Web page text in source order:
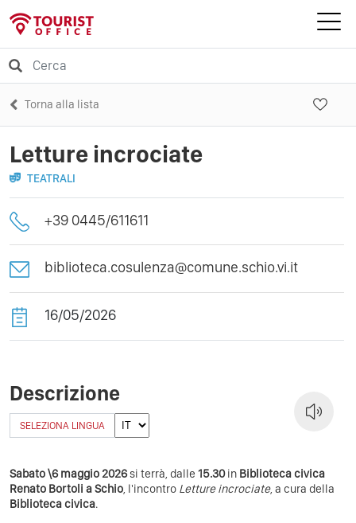
Torna alla lista
Letture incrociate
TEATRALI
+39 0445/611611
biblioteca.cosulenza@comune.schio.vi.it
16/05/2026
Descrizione
SELEZIONA LINGUA
Sabato \6 maggio 2026si terrà, dalle 15.30in Biblioteca civica
Renato Bortoli a Schio , l'incontro Letture incrociate, a cura della
Biblioteca civica.